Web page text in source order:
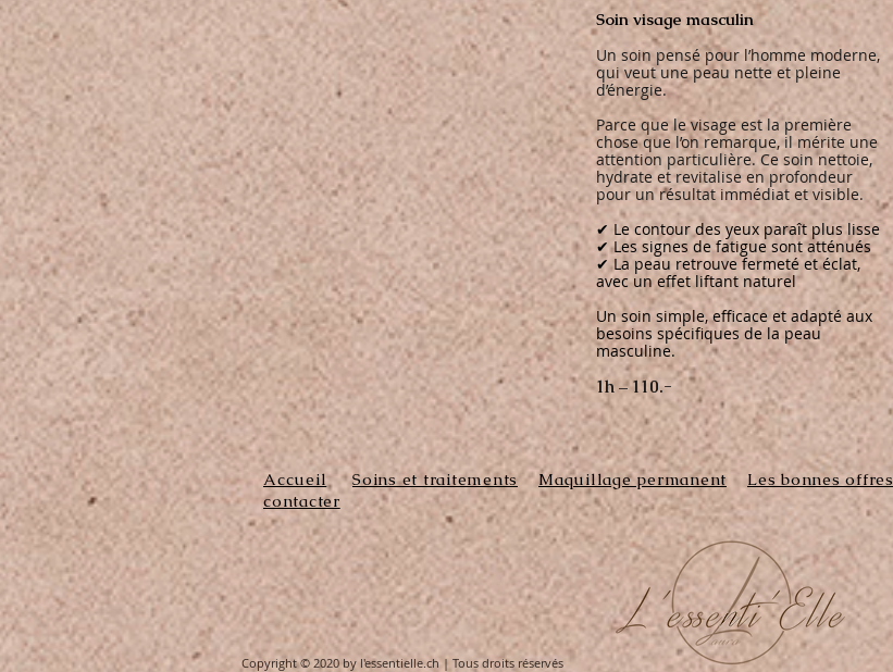
​Soin visage masculin
Un soin pensé pour l’homme moderne,
qui veut une peau nette et pleine
d’énergie.
Parce que le visage est la première
chose que l’on remarque, il mérite une
attention particulière. Ce soin nettoie,
hydrate et revitalise en profondeur
pour un résultat immédiat et visible.
✔ Le contour des yeux paraît plus lisse
✔ Les signes de fatigue sont atténués
✔ La peau retrouve fermeté et éclat,
avec un effet liftant naturel
Un soin simple, efficace et adapté aux
besoins spécifiques de la peau
masculine.
1h – 110.-
Accueil Soins et traitements Maquillage permanent Les bonnes offres
contacter
Copyright © 2020 by l'essentielle.ch | Tous droits réservés